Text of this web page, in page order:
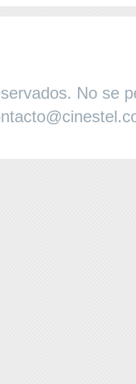
No se